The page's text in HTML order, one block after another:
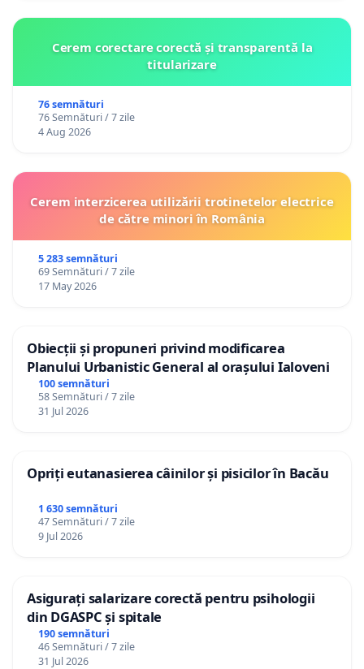
Cerem corectare corectă și transparentă la
titularizare
76 semnături
76 Semnături / 7 zile
4 Aug 2026
Cerem interzicerea utilizării trotinetelor electrice
de către minori în România
5 283 semnături
69 Semnături / 7 zile
17 May 2026
Obiecții și propuneri privind modificarea
Planului Urbanistic General al orașului Ialoveni
100 semnături
58 Semnături / 7 zile
31 Jul 2026
Opriți eutanasierea câinilor și pisicilor în Bacău
1 630 semnături
47 Semnături / 7 zile
9 Jul 2026
Asigurați salarizare corectă pentru psihologii
din DGASPC și spitale
190 semnături
46 Semnături / 7 zile
31 Jul 2026